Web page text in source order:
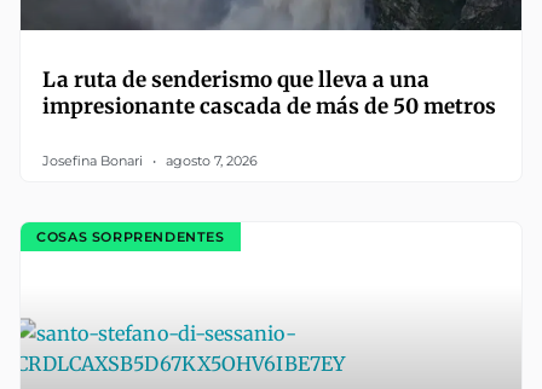
La ruta de senderismo que lleva a una
impresionante cascada de más de 50 metros
Josefina Bonari agosto 7, 2026
COSAS SORPRENDENTES